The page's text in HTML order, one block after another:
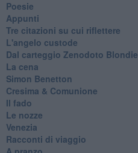
Poesie
Appunti
Tre citazioni su cui riflettere
L'angelo custode
Dal carteggio Zenodoto Blondie
La cena
Simon Benetton
Cresima & Comunione
Il fado
Le nozze
Venezia
Racconti di viaggio